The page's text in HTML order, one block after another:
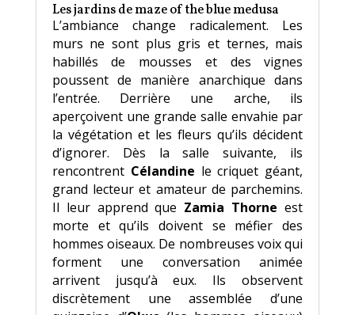
Les jardins de maze of the blue medusa
L’ambiance change radicalement. Les
murs ne sont plus gris et ternes, mais
habillés de mousses et des vignes
poussent de manière anarchique dans
l’entrée. Derrière une arche, ils
aperçoivent une grande salle envahie par
la végétation et les fleurs qu’ils décident
d’ignorer. Dès la salle suivante, ils
rencontrent Célandine le criquet géant,
grand lecteur et amateur de parchemins.
Il leur apprend que Zamia Thorne est
morte et qu’ils doivent se méfier des
hommes oiseaux. De nombreuses voix qui
forment une conversation animée
arrivent jusqu’à eux. Ils observent
discrètement une assemblée d’une